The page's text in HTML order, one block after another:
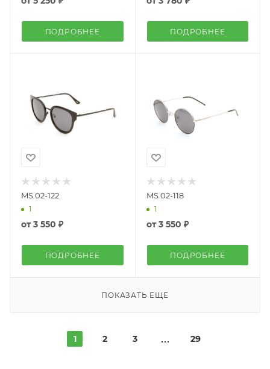
ПОДРОБНЕЕ ПОДРОБНЕЕ
MS 02-122
1
от3 550 ₽
ПОДРОБНЕЕ
MS 02-118
1
от3 550 ₽
ПОДРОБНЕЕ
ПОКАЗАТЬ ЕЩЕ
1 2 3 29